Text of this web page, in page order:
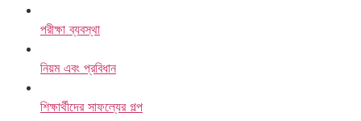
পরীক্ষা ব্যবস্থা
নিয়ম এবং প্রবিধান
শিক্ষার্থীদের সাফল্যের গল্প